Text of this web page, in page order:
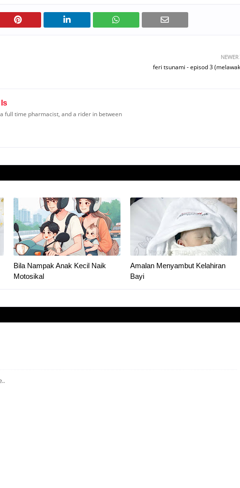
NEWER
feri tsunami - episod 3
Is
full time pharmacist, and a rider in between
Bila Nampak Anak Kecil Naik
Motosikal
Amalan Menyambut Kelahiran
Bayi